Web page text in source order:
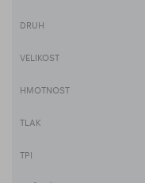
DRUH
VELIKOST
HMOTNOST
TLAK
TPI